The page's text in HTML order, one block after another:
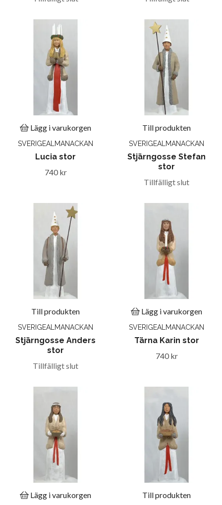
Lägg i varukorgen
SVERIGEALMANACKAN
Lucia stor
740 kr
Till produkten
SVERIGEALMANACKAN
Stjärngosse Stefan
stor
Tillfälligt slut
Till produkten
SVERIGEALMANACKAN
Stjärngosse Anders
stor
Tillfälligt slut
Lägg i varukorgen
SVERIGEALMANACKAN
Tärna Karin stor
740 kr
Lägg i varukorgen Till produkten